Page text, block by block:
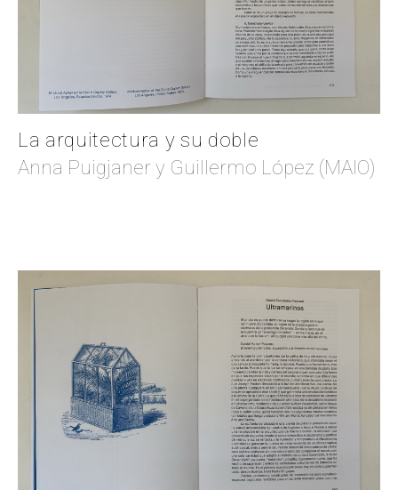
La arquitectura y su doble
Anna Puigjaner y Guillermo López (MAIO)